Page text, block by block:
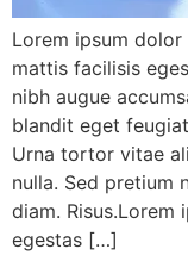
Lorem ipsum
mattis facilisis
nibh augue
blandit eget
Urna tortor vitae
nulla. Sed pretium
diam. Risus.Lorem
egestas […]